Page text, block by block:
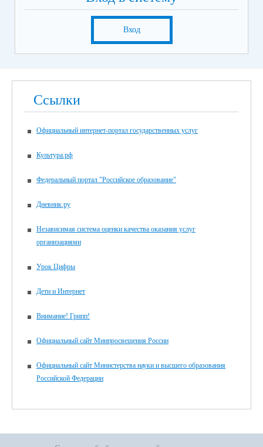
Вход
Ссылки
Официальный интернет-портал государственных услуг
Культура.рф
Федеральный портал "Российское образование"
Дневник.ру
Независимая система оценки качества оказания услуг
организациями
Урок Цифры
Дети и Интернет
Внимание! Грипп!
Официальный сайт Минпросвещения России
Официальный сайт Министерства науки и высшего образования
Российской Федерации